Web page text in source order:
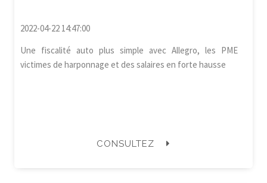
2022-04-22 14:47:00
Une fiscalité auto plus simple avec Allegro, les PME
victimes de harponnage et des salaires en forte hausse
CONSULTEZ